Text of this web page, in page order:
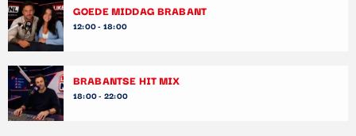
GOEDE MIDDAG BRABANT
12:00 - 18:00
BRABANTSE HIT MIX
18:00 - 22:00